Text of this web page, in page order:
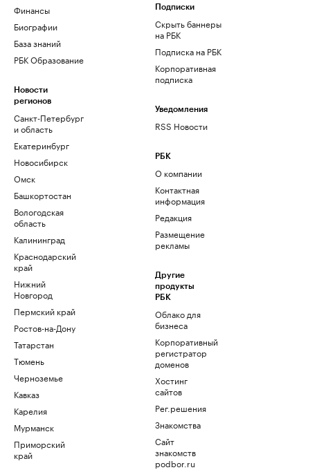
Финансы
Биографии
База знаний
РБК Образование
Новости
регионов
Санкт-Петербург
и область
Екатеринбург
Новосибирск
Омск
Башкортостан
Вологодская
область
Калининград
Краснодарский
край
Нижний
Новгород
Пермский край
Ростов-на-Дону
Татарстан
Тюмень
Черноземье
Кавказ
Карелия
Мурманск
Приморский
край
Подписки
Скрыть баннеры
на РБК
Подписка на РБК
Корпоративная
подписка
Уведомления
RSS Новости
РБК
О компании
Контактная
информация
Редакция
Размещение
рекламы
Другие
продукты
РБК
Облако для
бизнеса
Корпоративный
регистратор
доменов
Хостинг
сайтов
Рег.решения
Знакомства
Сайт
знакомств
podbor.ru